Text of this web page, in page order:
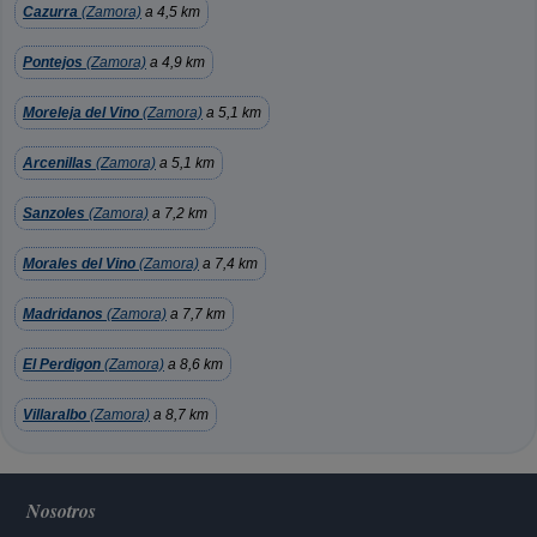
Cazurra (Zamora) a 4,5 km
Pontejos (Zamora) a 4,9 km
Moreleja del Vino (Zamora) a 5,1 km
Arcenillas (Zamora) a 5,1 km
Sanzoles (Zamora) a 7,2 km
Morales del Vino (Zamora) a 7,4 km
Madridanos (Zamora) a 7,7 km
El Perdigon (Zamora) a 8,6 km
Villaralbo (Zamora) a 8,7 km
Nosotros